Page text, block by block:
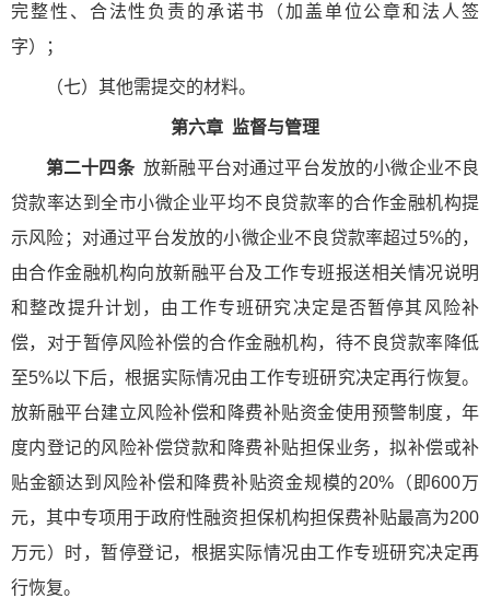
完整性、合法性负责的承诺书（加盖单位公章和法人签
字）；
（七）其他需提交的材料。
第六章 监督与管理
第二十四条放新融平台对通过平台发放的小微企业不良
贷款率达到全市小微企业平均不良贷款率的合作金融机构提
示风险；对通过平台发放的小微企业不良贷款率超过5%的，
由合作金融机构向放新融平台及工作专班报送相关情况说明
和整改提升计划，由工作专班研究决定是否暂停其风险补
偿，对于暂停风险补偿的合作金融机构，待不良贷款率降低
至5%以下后，根据实际情况由工作专班研究决定再行恢复。
放新融平台建立风险补偿和降费补贴资金使用预警制度，年
度内登记的风险补偿贷款和降费补贴担保业务，拟补偿或补
贴金额达到风险补偿和降费补贴资金规模的20%（即600万
元，其中专项用于政府性融资担保机构担保费补贴最高为200
万元）时，暂停登记，根据实际情况由工作专班研究决定再
行恢复。